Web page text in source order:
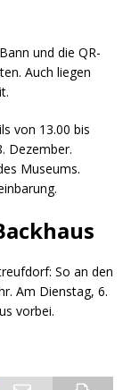
und die QR-
Auch liegen
von 13.00 bis
Dezember.
Museums.
So an den
Am Dienstag, 6.
vorbei.